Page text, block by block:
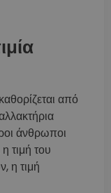
από
άνθρωποι
τιμή του
η τιμή